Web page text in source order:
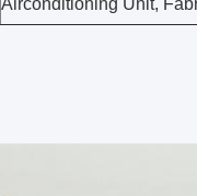
Airconditioning Unit,